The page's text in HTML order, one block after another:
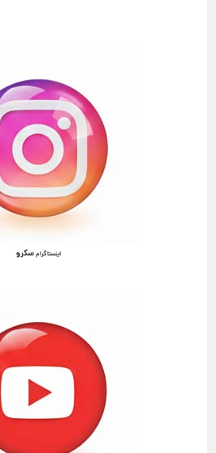
اینستاگرامسکرو